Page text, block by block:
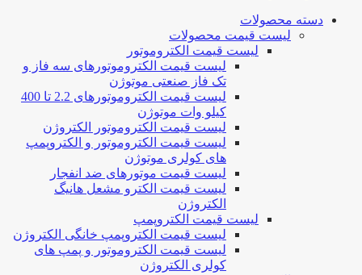
دسته محصولات
لیست قیمت محصولات
لیست قیمت الکتروموتور
لیست قیمت الکتروموتورهای سه فاز و
تک فاز صنعتی موتوژن
لیست قیمت الکتروموتورهای 2.2 تا 400
کیلو وات موتوژن
لیست قیمت الکتروموتور الکتروژن
لیست قیمت الکتروموتور و الکتروپمپ
های کولری موتوژن
لیست قیمت موتورهای ضد انفجار
لیست قیمت الکترو مشعل هانیگ
الکتروژن
لیست قیمت الکتروپمپ
لیست قیمت الکتروپمپ خانگی الکتروژن
لیست قیمت الکتروموتور و پمپ های
کولری الکتروژن